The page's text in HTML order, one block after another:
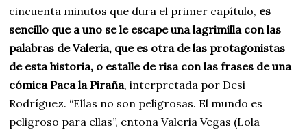
cincuenta minutos que dura el primer capítulo, es
sencillo que a uno se le escape una lagrimilla con las
palabras de Valeria, que es otra de las protagonistas
de esta historia, o estalle de risa con las frases de una
cómica Paca la Piraña, interpretada por Desi
Rodríguez. “Ellas no son peligrosas. El mundo es
peligroso para ellas”, entona Valeria Vegas (Lola